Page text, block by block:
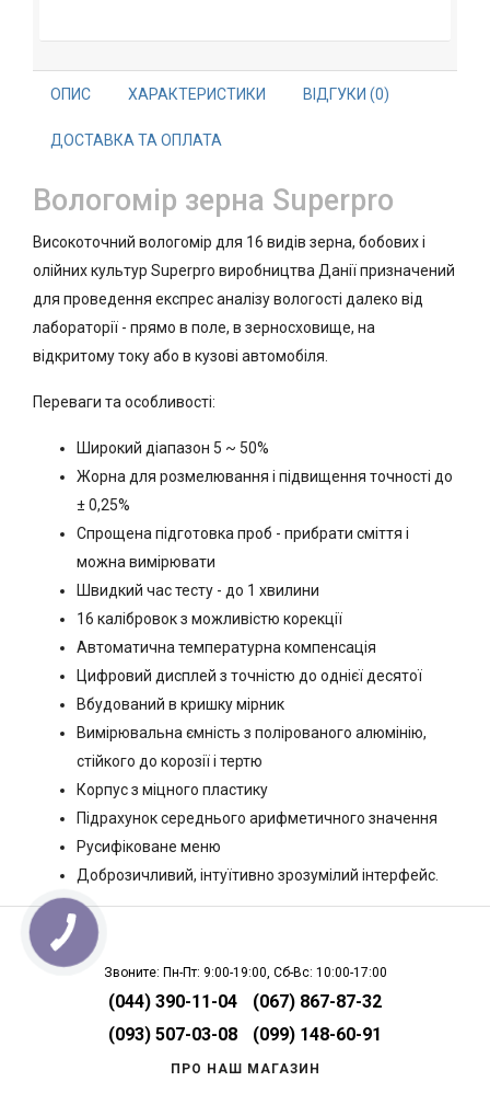
ОПИС ХАРАКТЕРИСТИКИ ВІДГУКИ (0)
ДОСТАВКА ТА ОПЛАТА
Вологомір зерна Superpro
Високоточний вологомір для 16 видів зерна, бобових і
олійних культур Superpro виробництва Данії призначений
для проведення експрес аналізу вологості далеко від
лабораторії - прямо в поле, в зерносховище, на
відкритому току або в кузові автомобіля.
Переваги та особливості:
Широкий діапазон 5 ~ 50%
Жорна для розмелювання і підвищення точності до
± 0,25%
Спрощена підготовка проб - прибрати сміття і
можна вимірювати
Швидкий час тесту - до 1 хвилини
16 калібровок з можливістю корекції
Автоматична температурна компенсація
Цифровий дисплей з точністю до однієї десятої
Вбудований в кришку мірник
Вимірювальна ємність з полірованого алюмінію,
стійкого до корозії і тертю
Корпус з міцного пластику
Підрахунок середнього арифметичного значення
Русифіковане меню
Доброзичливий, інтуїтивно зрозумілий інтерфейс.
Звоните: Пн-Пт: 9:00-19:00, Сб-Вс: 10:00-17:00
(044) 390-11-04
(067) 867-87-32
(093) 507-03-08
(099) 148-60-91
ПРО НАШ МАГАЗИН